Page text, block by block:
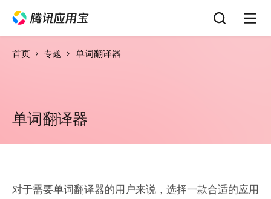
首页 专题 单词翻译器
单词翻译器
对于需要单词翻译器的用户来说，选择一款合适的应用